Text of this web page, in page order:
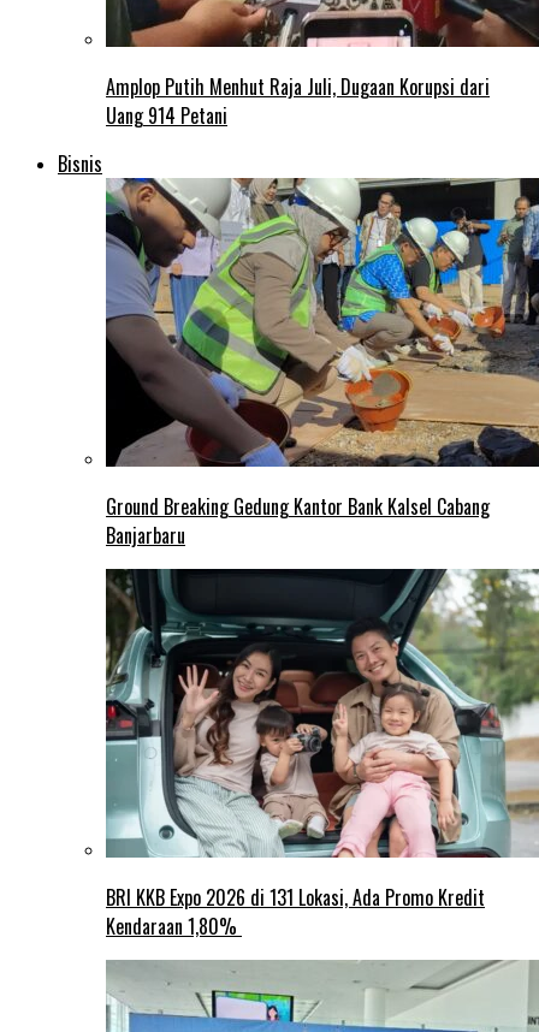
Amplop Putih Menhut Raja Juli, Dugaan Korupsi dari
Uang 914 Petani
Bisnis
Ground Breaking Gedung Kantor Bank Kalsel Cabang
Banjarbaru
BRI KKB Expo 2026 di 131 Lokasi, Ada Promo Kredit
Kendaraan 1,80%